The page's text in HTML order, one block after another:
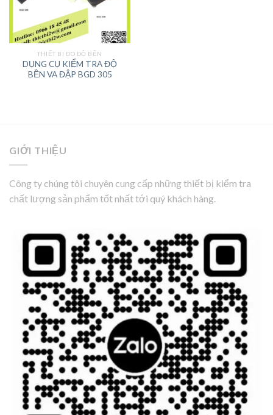
THIẾT BỊ ĐO ĐỘ BỀN
DỤNG CỤ KIỂM TRA ĐỘ
BỀN VA ĐẬP BGD 305
GIỚI THIỆU
Công ty chúng tôi chuyên cung cấp những thiết bị kiểm tra
chất lượng sản phẩm tốt nhất tới quý khách hàng.